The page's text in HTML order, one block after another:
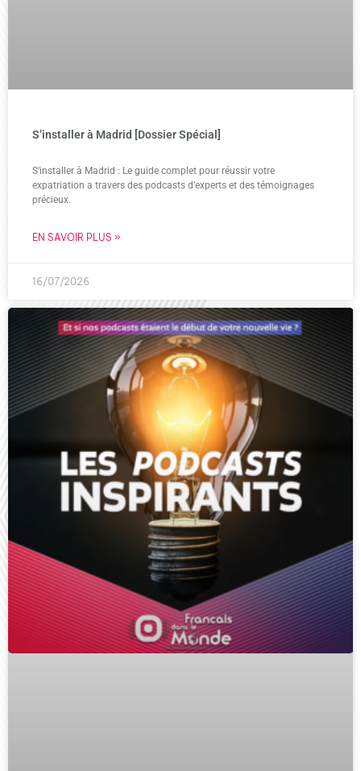
S’installer à Madrid [Dossier Spécial]
S’installer à Madrid : Le guide complet pour réussir votre
expatriation a travers des podcasts d’experts et des témoignages
précieux.
EN SAVOIR PLUS »
16/07/2026